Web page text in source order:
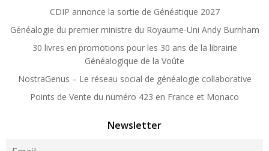
CDIP annonce la sortie de Généatique 2027
Généalogie du premier ministre du Royaume-Uni Andy Burnham
30 livres en promotions pour les 30 ans de la librairie
Généalogique de la Voûte
NostraGenus – Le réseau social de généalogie collaborative
Points de Vente du numéro 423 en France et Monaco
Newsletter